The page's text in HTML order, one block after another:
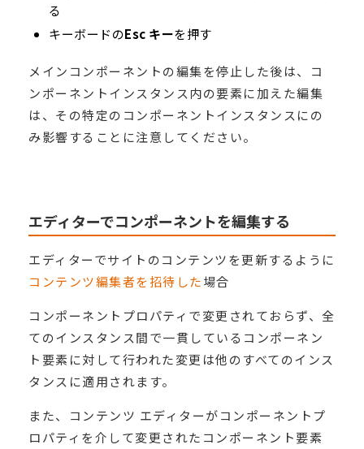
る
キーボードのEsc キーを押す
メインコンポーネントの編集を停止した後は、コ
ンポーネントインスタンス内の要素に加えた編集
は、その特定のコンポーネントインスタンスにの
み影響することに注意してください。
エディターでコンポーネントを編集する
エディターでサイトのコンテンツを更新するように
コンテンツ編集者を招待した場合
コンポーネントプロパティで変更されておらず、全
てのインスタンス間で一貫しているコンポーネン
ト要素に対して行われた変更は他のすべてのインス
タンスに適用されます。
また、コンテンツ エディターがコンポーネントプ
ロパティを介して変更されたコンポーネント要素